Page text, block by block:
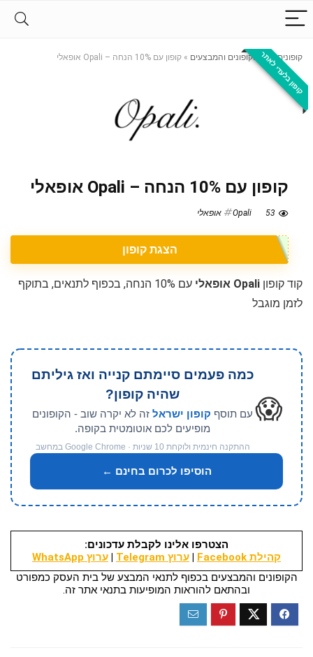
קופונים»כל הקופונים והמבצעים » קופון עם 10% הנחה – Opali אופאלי קופון בלעדי לאתר
קופון עם 10% הנחה – Opali אופאלי
53 Opali אופאלי
הצגת קופון
קוד קופון Opali אופאלי
עם 10% הנחה, בכפוף לתנאים, בתוקף
לזמן מוגבל
😱
כמה פעמים סיימתם קנייה ואז גיליתם
שהיה קופון?
עם תוסף קופון ישראל זה לא יקרה שוב - הקופונים
מופיעים לכם אוטומטית בקופה.
ההתקנה חינמית ולוקחת 10 שניות · Google Chrome במחשב
הוסיפו לכרום בחינם ←
הצטרפו אלינו לקבלת עדכונים:
קהילת Facebook
| ערוץ Telegram | ערוץ WhatsApp
הקופונים והמבצעים בכפוף לתנאי המבצע של בית העסק כמפורט
ובהתאם להוראות המופיעות בתנאי אתר זה.